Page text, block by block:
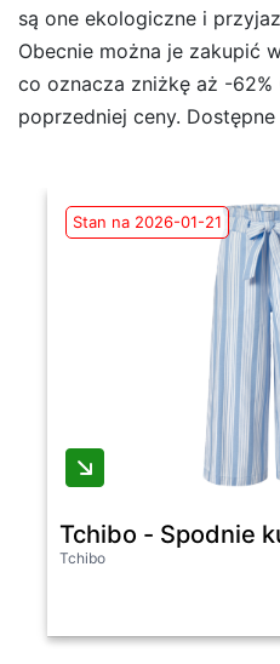
są one ekologiczne i
Obecnie można je zakupić
co oznacza zniżkę aż -
poprzedniej ceny.
Stan na 2026-01-21
Tchibo - Spodnie
Tchibo